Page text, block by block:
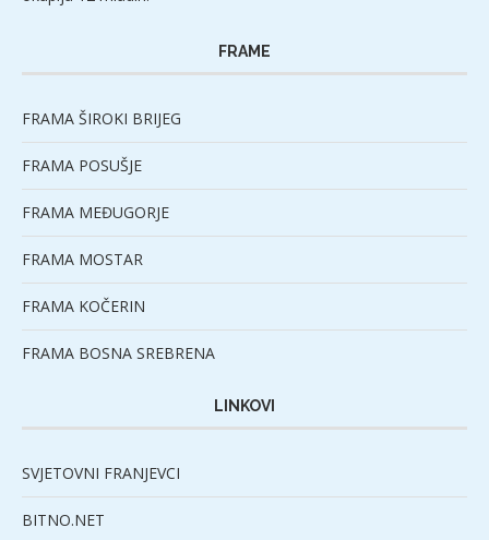
FRAME
FRAMA ŠIROKI BRIJEG
FRAMA POSUŠJE
FRAMA MEĐUGORJE
FRAMA MOSTAR
FRAMA KOČERIN
FRAMA BOSNA SREBRENA
LINKOVI
SVJETOVNI FRANJEVCI
BITNO.NET